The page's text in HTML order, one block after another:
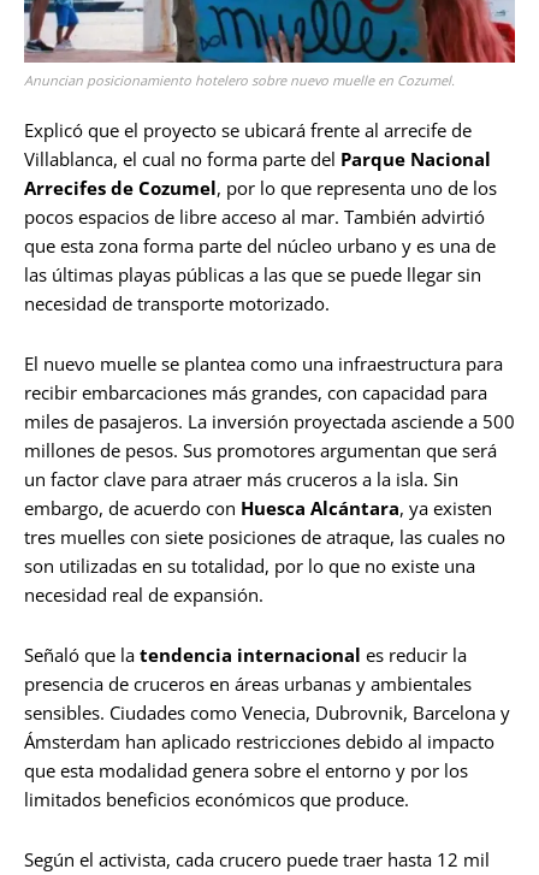
Anuncian posicionamiento hotelero sobre nuevo muelle en Cozumel.
Explicó que el proyecto se ubicará frente al arrecife de
Villablanca, el cual no forma parte del Parque Nacional
Arrecifes de Cozumel, por lo que representa uno de los
pocos espacios de libre acceso al mar. También advirtió
que esta zona forma parte del núcleo urbano y es una de
las últimas playas públicas a las que se puede llegar sin
necesidad de transporte motorizado.
El nuevo muelle se plantea como una infraestructura para
recibir embarcaciones más grandes, con capacidad para
miles de pasajeros. La inversión proyectada asciende a 500
millones de pesos. Sus promotores argumentan que será
un factor clave para atraer más cruceros a la isla. Sin
embargo, de acuerdo con Huesca Alcántara, ya existen
tres muelles con siete posiciones de atraque, las cuales no
son utilizadas en su totalidad, por lo que no existe una
necesidad real de expansión.
Señaló que la tendencia internacional es reducir la
presencia de cruceros en áreas urbanas y ambientales
sensibles. Ciudades como Venecia, Dubrovnik, Barcelona y
Ámsterdam han aplicado restricciones debido al impacto
que esta modalidad genera sobre el entorno y por los
limitados beneficios económicos que produce.
Según el activista, cada crucero puede traer hasta 12 mil